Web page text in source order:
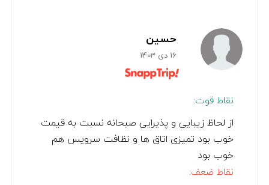
حسین
16 دی 1403
نقاط قوت:
از لحاظ زیبایی و پذیرایی صبحانه نسبت به قیمت
خوب بود تمیزی اتاق ها و نظافت سرویس هم
خوب بود
نقاط ضعف: